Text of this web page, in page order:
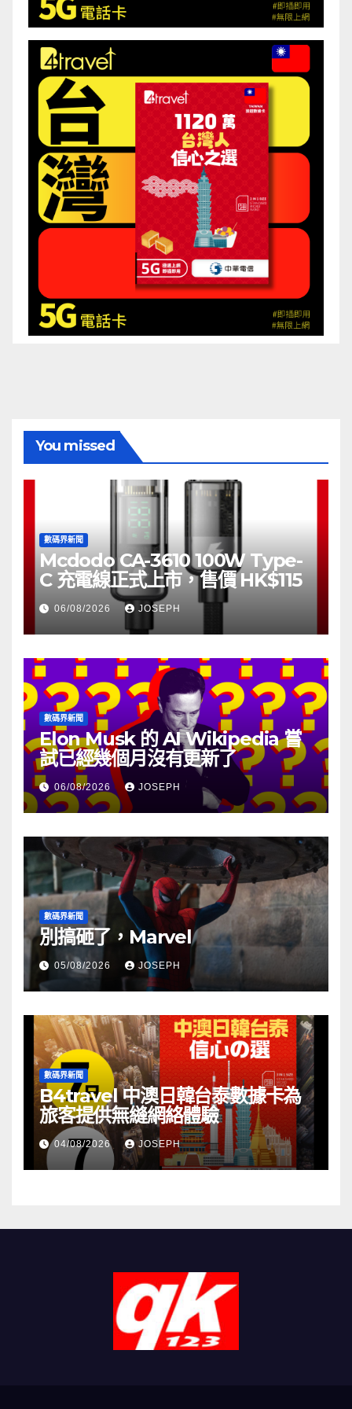
You missed
數碼界新聞
Mcdodo CA-3610 100W Type-
C 充電線正式上市，售價 HK$115
06/08/2026 JOSEPH
數碼界新聞
Elon Musk 的 AI Wikipedia 嘗
試已經幾個月沒有更新了
06/08/2026 JOSEPH
數碼界新聞
別搞砸了，Marvel
05/08/2026 JOSEPH
數碼界新聞
B4travel 中澳日韓台泰數據卡為
旅客提供無縫網絡體驗
04/08/2026 JOSEPH